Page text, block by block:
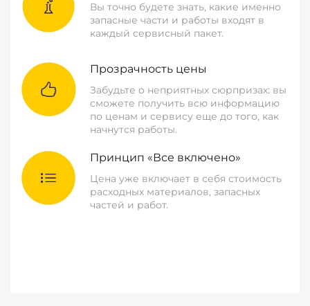
Вы точно будете знать, какие именно
запасные части и работы входят в
каждый сервисный пакет.
Прозрачность цены
Забудьте о неприятных сюрпризах: вы
сможете получить всю информацию
по ценам и сервису еще до того, как
начнутся работы.
Принцип «Все включено»
Цена уже включает в себя стоимость
расходных материалов, запасных
частей и работ.